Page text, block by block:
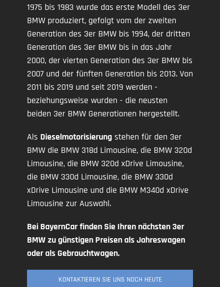
1975 bis 1983 wurde das erste Modell des 3er
BMW produziert, gefolgt vom der zweiten
Generation des 3er BMW bis 1994, der dritten
Generation des 3er BMW bis in das Jahr
2000, der vierten Generation des 3er BMW bis
2007 und der fünften Generation bis 2013. Von
2011 bis 2019 und seit 2019 werden -
beziehungsweise wurden - die neusten
beiden 3er BMW Generationen hergestellt.
Als Dieselmotorisierung stehen für den 3er
BMW die BMW 318d Limousine, die BMW 320d
Limousine, die BMW 320d xDrive Limousine,
die BMW 330d Limousine, die BMW 330d
xDrive Limousine und die BMW M340d xDrive
Limousine zur Auswahl.
Bei BayernCar finden Sie Ihren nächsten 3er
BMW zu günstigen Preisen als Jahreswagen
oder als Gebrauchtwagen.
KONTAKTIEREN SIE UNS NOCH HEUTE